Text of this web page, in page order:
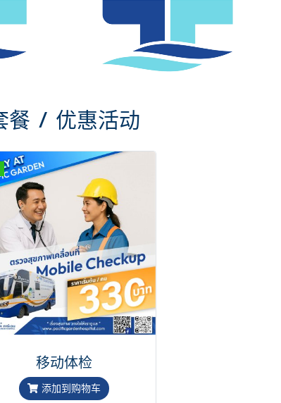
餐 / 优惠活动
移动体检
添加到购物车